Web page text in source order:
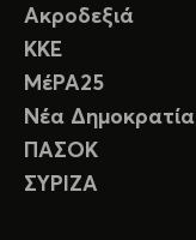
Ακροδεξιά
ΚΚΕ
ΜέΡΑ25
Νέα Δημοκρατία
ΠΑΣΟΚ
ΣΥΡΙΖΑ